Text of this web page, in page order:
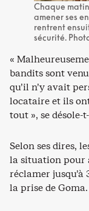
Chaque
amener ses
rentrent
sécurité.
«
bandits sont
qu’il n’y avait
locataire et ils
tout », se désole-
Selon ses dires,
la situation pour
réclamer
la prise de Goma.